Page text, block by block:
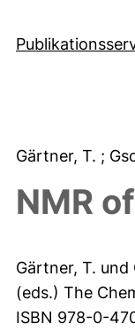
Gärtner, T. ;
NMR
Gärtner, T. und
(eds.) The
ISBN 978-0-